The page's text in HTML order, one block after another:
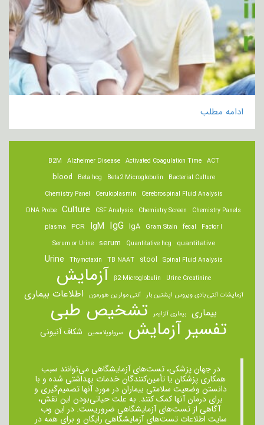
ادامه مطلب
ACT
Activated Coagulation Time
Alzheimer Disease
B2M
Bacterial Culture
Beta2 Microglobulin
Beta hcg
blood
Cerebrospinal Fluid Analysis
Ceruloplasmin
Chemistry Panel
Chemistry Panels
Chemistry Screen
CSF Analysis
Culture
DNA Probe
Factor I
fecal
Gram Stain
IgA
IgG
IgM
PCR
plasma
quantitative
Quantitative hcg
serum
Serum or Urine
Spinal Fluid Analysis
stool
TB NAAT
Thymotaxin
Urine
Urine Creatinine
β2-Microglobulin آزمایش
آزمایشات آنتی بادی ویروس اپشتین بار آنتی مولرین هورمون اطلاعات بیماری
بیماری بیماری آلزایمر تشخیص طبی
تفسیر آزمایش سرولوپلاسمین شکاف آنیونی
در جهان پزشکی، تست‌های آزمایشگاهی می‌توانند سبب
همکاری پزشکان یا تأمین‌کنندگان خدمات بهداشتی شده و با
دانستن وضعیت سلامتی بیماران در مورد آنها تصمیم‌گیری و
برای درمان ‌آنها کمک کنند. به علت حیاتی‌بودن این نقش،
آگاهی از تست‌های آزمایشگاهی ضروریست. در این وب
سایت اطلاعات تست‌های آزمایشگاهی رایگان و برای همه در